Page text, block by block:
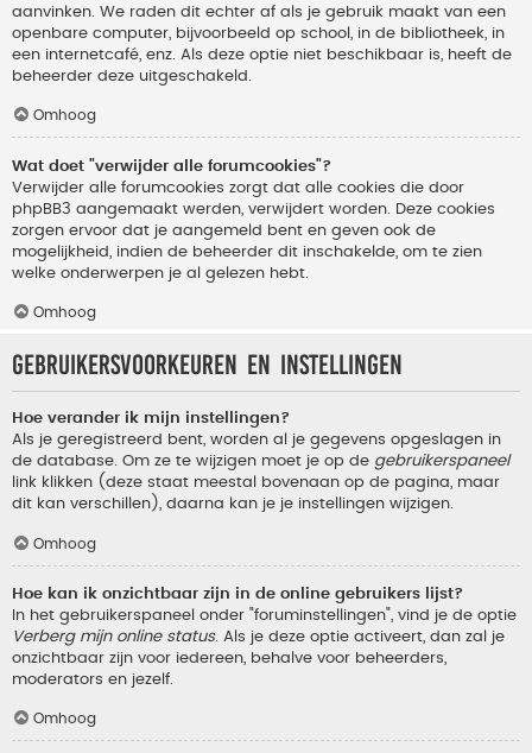
aanvinken. We raden dit echter af als je gebruik maakt van een
openbare computer, bijvoorbeeld op school, in de bibliotheek, in
een internetcafé, enz. Als deze optie niet beschikbaar is, heeft de
beheerder deze uitgeschakeld.
Omhoog
Wat doet "verwijder alle forumcookies"?
Verwijder alle forumcookies zorgt dat alle cookies die door
phpBB3 aangemaakt werden, verwijdert worden. Deze cookies
zorgen ervoor dat je aangemeld bent en geven ook de
mogelijkheid, indien de beheerder dit inschakelde, om te zien
welke onderwerpen je al gelezen hebt.
Omhoog
Gebruikersvoorkeuren en instellingen
Hoe verander ik mijn instellingen?
Als je geregistreerd bent, worden al je gegevens opgeslagen in
de database. Om ze te wijzigen moet je op de gebruikerspaneel
link klikken (deze staat meestal bovenaan op de pagina, maar
dit kan verschillen), daarna kan je je instellingen wijzigen.
Omhoog
Hoe kan ik onzichtbaar zijn in de online gebruikers lijst?
In het gebruikerspaneel onder "foruminstellingen", vind je de optie
Verberg mijn online status. Als je deze optie activeert, dan zal je
onzichtbaar zijn voor iedereen, behalve voor beheerders,
moderators en jezelf.
Omhoog